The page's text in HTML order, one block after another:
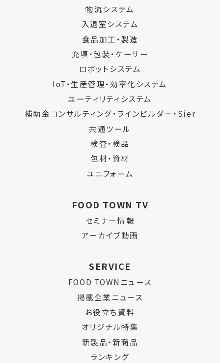
物流システム
入退室システム
食品加工・製造
充填・包装・ケーサー
ロボットシステム
IoT・生産管理・効率化システム
ユーティリティシステム
補助金コンサルティング・ラインビルダー・Sier
共通ツール
検査・検品
包材・資材
ユニフォーム
FOOD TOWN TV
セミナー情報
アーカイブ動画
SERVICE
FOOD TOWNニュース
掲載企業ニュース
お役立ち資料
オリジナル特集
新製品・新商品
ランキング